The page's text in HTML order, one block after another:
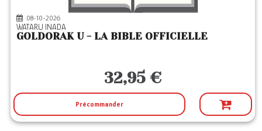
08-10-2026
WATARU INADA
GOLDORAK U - LA BIBLE OFFICIELLE
32,95 €
Précommander